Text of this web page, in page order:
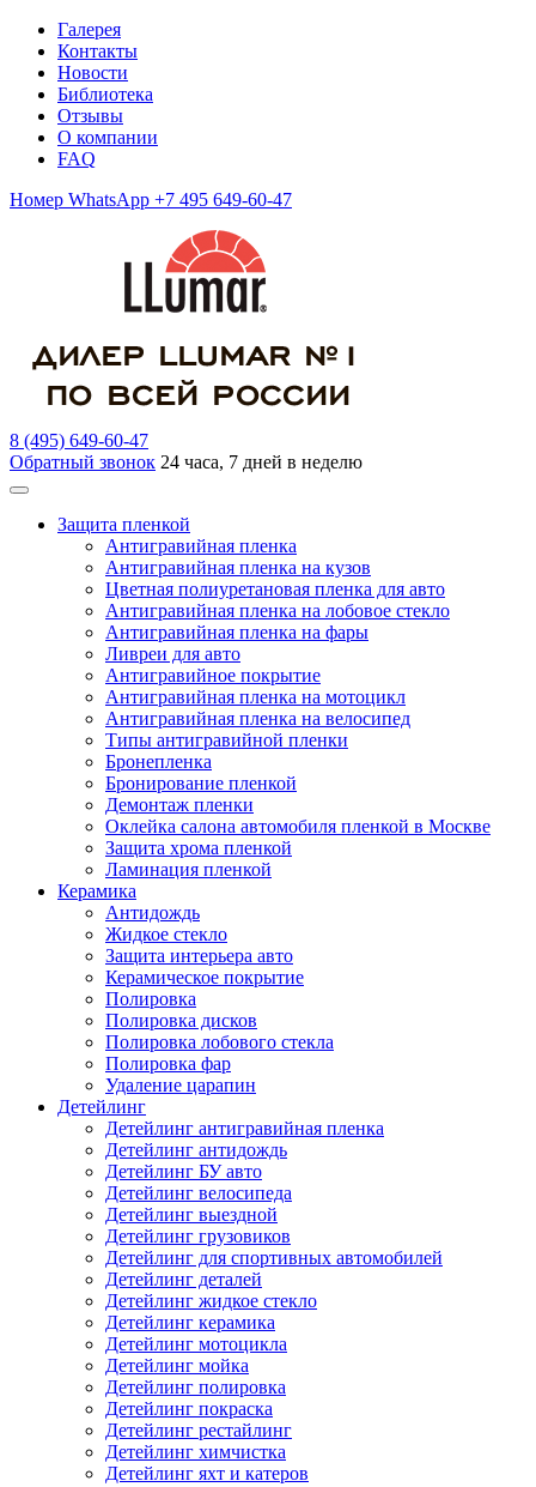
Галерея
Контакты
Новости
Библиотека
Отзывы
О компании
FAQ
Номер WhatsApp +7 495 649-60-47
8 (495) 649-60-47
Обратный звонок 24 часа, 7 дней в неделю
Защита пленкой
Антигравийная пленка
Антигравийная пленка на кузов
Цветная полиуретановая пленка для авто
Антигравийная пленка на лобовое стекло
Антигравийная пленка на фары
Ливреи для авто
Антигравийное покрытие
Антигравийная пленка на мотоцикл
Антигравийная пленка на велосипед
Типы антигравийной пленки
Бронепленка
Бронирование пленкой
Демонтаж пленки
Оклейка салона автомобиля пленкой в Москве
Защита хрома пленкой
Ламинация пленкой
Керамика
Антидождь
Жидкое стекло
Защита интерьера авто
Керамическое покрытие
Полировка
Полировка дисков
Полировка лобового стекла
Полировка фар
Удаление царапин
Детейлинг
Детейлинг антигравийная пленка
Детейлинг антидождь
Детейлинг БУ авто
Детейлинг велосипеда
Детейлинг выездной
Детейлинг грузовиков
Детейлинг для спортивных автомобилей
Детейлинг деталей
Детейлинг жидкое стекло
Детейлинг керамика
Детейлинг мотоцикла
Детейлинг мойка
Детейлинг полировка
Детейлинг покраска
Детейлинг рестайлинг
Детейлинг химчистка
Детейлинг яхт и катеров